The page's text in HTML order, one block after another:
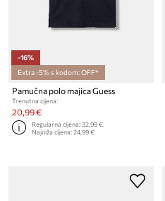
-16%
Extra -5% s kodom: OFF*
Pamučna polo majica Guess
Trenutna cijena:
20,99 €
Regularna cijena:32,99 €
Najniža cijena:24,99 €